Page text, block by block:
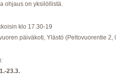
ohjaus on yksilöllistä.
klo 17.30-19
päiväkoti, Ylästö (Peltovuorentie 2,
23.3.